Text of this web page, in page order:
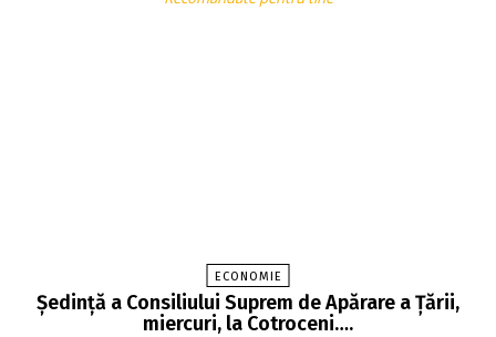
ECONOMIE
Şedinţă a Consiliului Suprem de Apărare a Ţării,
miercuri, la Cotroceni….